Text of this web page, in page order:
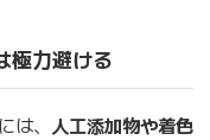
極力避ける
、
人工添加物や着色